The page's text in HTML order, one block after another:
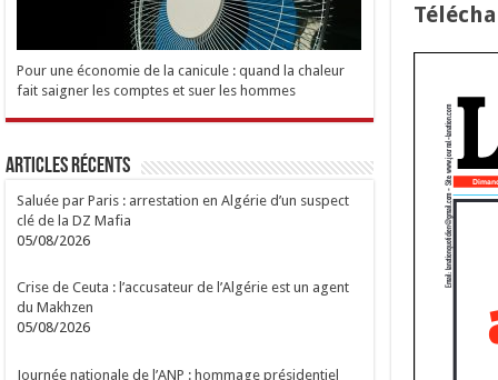
Pour une économie de la canicule : quand la chaleur
fait saigner les comptes et suer les hommes
Articles Récents
Saluée par Paris : arrestation en Algérie d’un suspect
clé de la DZ Mafia
05/08/2026
Crise de Ceuta : l’accusateur de l’Algérie est un agent
du Makhzen
05/08/2026
Journée nationale de l’ANP : hommage présidentiel